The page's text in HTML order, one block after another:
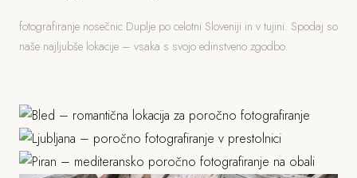
fotografiranje nosečnic Duplje po celotni Sloveniji in v tujini. Spodaj so
naše najljubše lokacije – vsaka s svojo edinstveno zgodbo.
Grad, stara mesta, parki
Piran
Morje, mediteranska arhitektura